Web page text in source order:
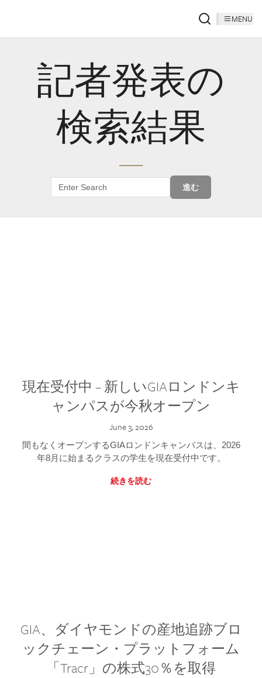
MENU
記者発表の
検索結果
進む
現在受付中 – 新しいGIAロンドンキ
ャンパスが今秋オープン
June 3, 2026
間もなくオープンするGIAロンドンキャンパスは、2026
年8月に始まるクラスの学生を現在受付中です。
続きを読む
GIA、ダイヤモンドの産地追跡ブロ
ックチェーン・プラットフォーム
「Tracr」の株式30％を取得